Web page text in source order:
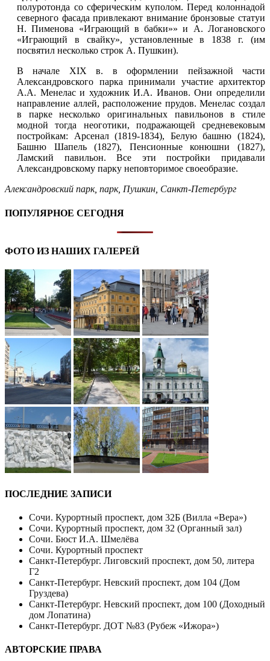
полуротонда со сферическим куполом. Перед колоннадой
северного фасада привлекают внимание бронзовые статуи
Н. Пименова «Играющий в бабки»» и А. Логановского
«Играющий в свайку», установленные в 1838 г. (им
посвятил несколько строк А. Пушкин).
В начале XIX в. в оформлении пейзажной части
Александровского парка принимали участие архитектор
А.А. Менелас и художник И.А. Иванов. Они определили
направление аллей, расположение прудов. Менелас создал
в парке несколько оригинальных павильонов в стиле
модной тогда неоготики, подражающей средневековым
постройкам: Арсенал (1819-1834), Белую башню (1824),
Башню Шапель (1827), Пенсионные конюшни (1827),
Ламский павильон. Все эти постройки придавали
Александровскому парку неповторимое своеобразие.
Александровский парк, парк, Пушкин Санкт-Петербург
ПОПУЛЯРНОЕ СЕГОДНЯ
ФОТО ИЗ НАШИХ ГАЛЕРЕЙ
ПОСЛЕДНИЕ ЗАПИСИ
Сочи. Курортный проспект, дом 32Б (Вилла «Вера»)
Сочи. Курортный проспект, дом 32 (Органный зал)
Сочи. Бюст И.А. Шмелёва
Сочи. Курортный проспект
Санкт-Петербург. Лиговский проспект, дом 50, литера
Г2
Санкт-Петербург. Невский проспект, дом 104 (Дом
Груздева)
Санкт-Петербург. Невский проспект, дом 100 (Доходный
дом Лопатина)
Санкт-Петербург. ДОТ №83 (Рубеж «Ижора»)
АВТОРСКИЕ ПРАВА